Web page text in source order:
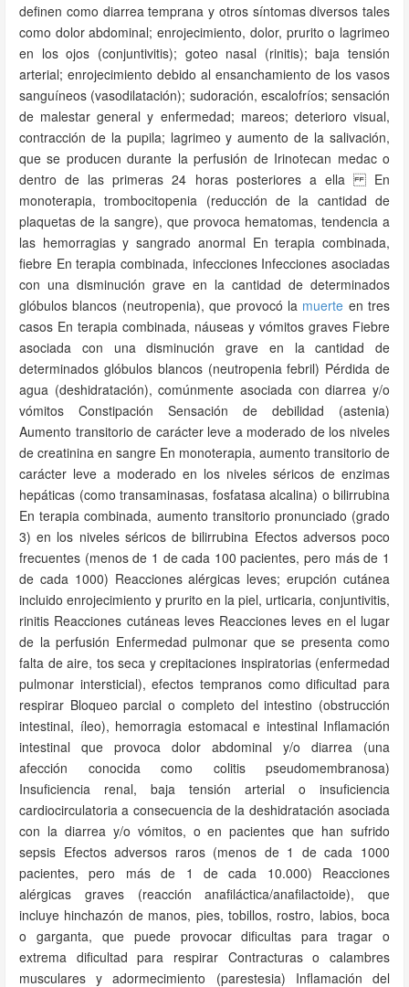
definen como diarrea temprana y otros síntomas diversos tales
como dolor abdominal; enrojecimiento, dolor, prurito o lagrimeo
en los ojos (conjuntivitis); goteo nasal (rinitis); baja tensión
arterial; enrojecimiento debido al ensanchamiento de los vasos
sanguíneos (vasodilatación); sudoración, escalofríos; sensación
de malestar general y enfermedad; mareos; deterioro visual,
contracción de la pupila; lagrimeo y aumento de la salivación,
que se producen durante la perfusión de Irinotecan medac o
dentro de las primeras 24 horas posteriores a ella En
monoterapia, trombocitopenia (reducción de la cantidad de
plaquetas de la sangre), que provoca hematomas, tendencia a
las hemorragias y sangrado anormal En terapia combinada,
fiebre En terapia combinada, infecciones Infecciones asociadas
con una disminución grave en la cantidad de determinados
glóbulos blancos (neutropenia), que provocó la muerte en tres
casos En terapia combinada, náuseas y vómitos graves Fiebre
asociada con una disminución grave en la cantidad de
determinados glóbulos blancos (neutropenia febril) Pérdida de
agua (deshidratación), comúnmente asociada con diarrea y/o
vómitos Constipación Sensación de debilidad (astenia)
Aumento transitorio de carácter leve a moderado de los niveles
de creatinina en sangre En monoterapia, aumento transitorio de
carácter leve a moderado en los niveles séricos de enzimas
hepáticas (como transaminasas, fosfatasa alcalina) o bilirrubina
En terapia combinada, aumento transitorio pronunciado (grado
3) en los niveles séricos de bilirrubina Efectos adversos poco
frecuentes (menos de 1 de cada 100 pacientes, pero más de 1
de cada 1000) Reacciones alérgicas leves; erupción cutánea
incluido enrojecimiento y prurito en la piel, urticaria, conjuntivitis,
rinitis Reacciones cutáneas leves Reacciones leves en el lugar
de la perfusión Enfermedad pulmonar que se presenta como
falta de aire, tos seca y crepitaciones inspiratorias (enfermedad
pulmonar intersticial), efectos tempranos como dificultad para
respirar Bloqueo parcial o completo del intestino (obstrucción
intestinal, íleo), hemorragia estomacal e intestinal Inflamación
intestinal que provoca dolor abdominal y/o diarrea (una
afección conocida como colitis pseudomembranosa)
Insuficiencia renal, baja tensión arterial o insuficiencia
cardiocirculatoria a consecuencia de la deshidratación asociada
con la diarrea y/o vómitos, o en pacientes que han sufrido
sepsis Efectos adversos raros (menos de 1 de cada 1000
pacientes, pero más de 1 de cada 10.000) Reacciones
alérgicas graves (reacción anafiláctica/anafilactoide), que
incluye hinchazón de manos, pies, tobillos, rostro, labios, boca
o garganta, que puede provocar dificultas para tragar o
extrema dificultad para respirar Contracturas o calambres
musculares y adormecimiento (parestesia) Inflamación del